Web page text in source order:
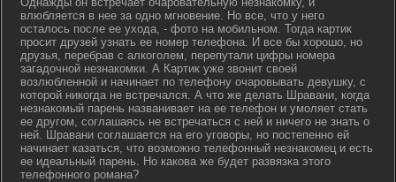
влюбляется в нее за одно мгновение. Но все, что у него
осталось после ее ухода, - фото на мобильном. Тогда картик
просит друзей узнать ее номер телефона. И все бы хорошо, но
друзья, перебрав с алкоголем, перепутали цифры номера
загадочной незнакомки. А Картик уже звонит своей
возлюбленной и начинает по телефону очаровывать девушку, с
которой никогда не встречался. А что же делать Шравани, когда
незнакомый парень названивает на ее телефон и умоляет стать
ее другом, соглашаясь не встречаться с ней и ничего не знать о
ней. Шравани соглашается на его уговоры, но постепенно ей
начинает казаться, что возможно телефонный незнакомец и есть
ее идеальный парень. Но какова же будет развязка этого
телефонного романа?